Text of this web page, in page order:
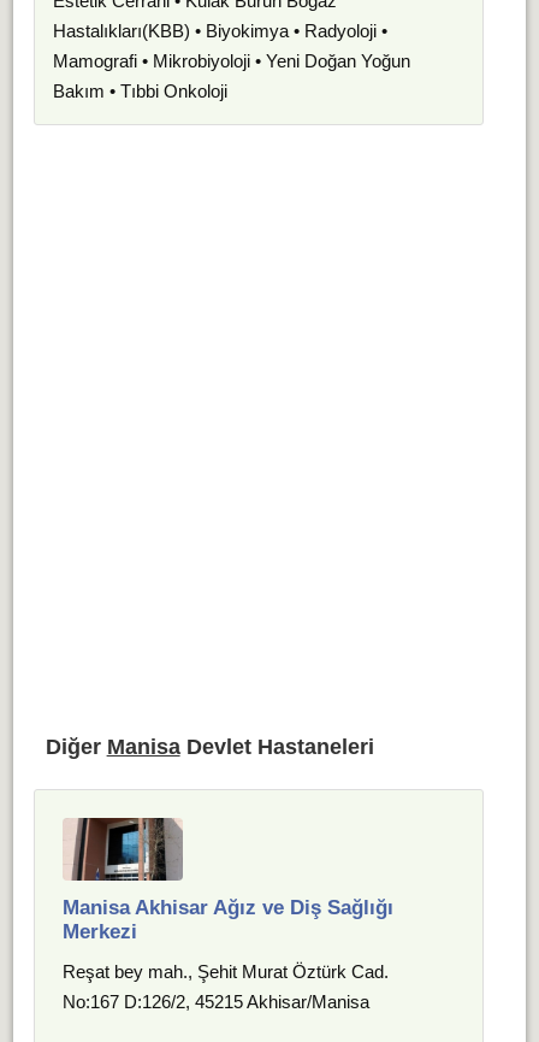
Hastalıkları(KBB) • Biyokimya • Radyoloji •
Mamografi • Mikrobiyoloji • Yeni Doğan Yoğun
Bakım • Tıbbi Onkoloji
Diğer ManisaDevlet Hastaneleri
Manisa Akhisar Ağız ve Diş Sağlığı
Merkezi
Reşat bey mah., Şehit Murat Öztürk Cad.
No:167 D:126/2, 45215 Akhisar/Manisa